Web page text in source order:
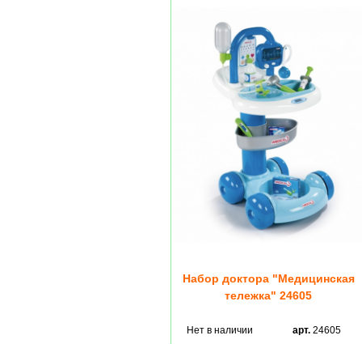
Набор доктора "Медицинская
тележка" 24605
Нет в наличии арт. 24605